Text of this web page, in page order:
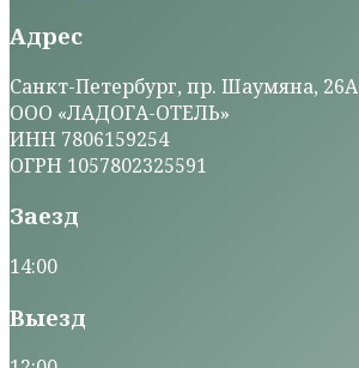
Адрес
Санкт-Петербург, пр. Шаумяна, 26А
ООО «ЛАДОГА-ОТЕЛЬ»
ИНН 7806159254
ОГРН 1057802325591
Заезд
14:00
Выезд